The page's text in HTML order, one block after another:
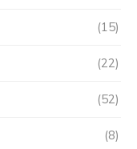
(15)
(22)
(52)
(8)